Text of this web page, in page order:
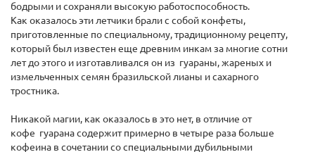
бодрыми и сохраняли высокую работоспособность.
Как оказалось эти летчики брали с собой конфеты,
приготовленные по специальному, традиционному рецепту,
который был известен еще древним инкам за многие сотни
лет до этого и изготавливался он из гуараны, жареных и
измельченных семян бразильской лианы и сахарного
тростника.
Никакой магии, как оказалось в это нет, в отличие от
кофе гуарана содержит примерно в четыре раза больше
кофеина в сочетании со специальными дубильными